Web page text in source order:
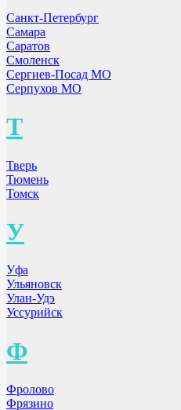
Санкт-Петербург
Самара
Саратов
Смоленск
Сергиев-Посад МО
Серпухов МО
Т
Тверь
Тюмень
Томск
У
Уфа
Ульяновск
Улан-Удэ
Уссурийск
Ф
Фролово
Фрязино